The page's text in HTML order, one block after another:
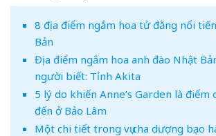
8 địa điểm ngắm hoa tử đằng nổi
Bản
Địa điểm ngắm hoa anh đào Nhật
người biết: Tỉnh Akita
5 lý do khiến Anne’s Garden là điểm
đến ở Bảo Lâm
Một chi tiết trong vụ cha dượng bạo